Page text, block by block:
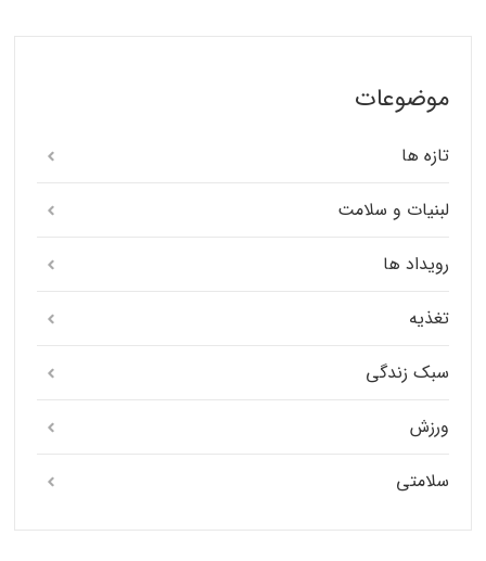
موضوعات
تازه ها
لبنیات و سلامت
رویداد ها
تغذیه
سبک زندگی
ورزش
سلامتی